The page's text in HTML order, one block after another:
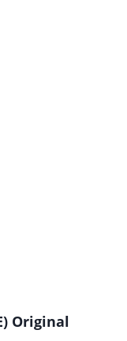
Original